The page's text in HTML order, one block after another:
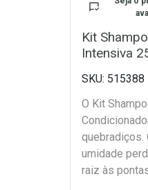
Kit
Intensiva
515388
O Kit
quebradiços.
umidade
raiz às